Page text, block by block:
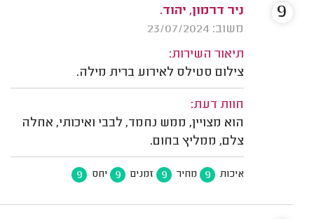
ניר דרמון, יהוד.
משוב: 23/07/2024
תיאור השירות:
צילום סטילס לאירוע ברית מילה.
חוות דעת:
הוא מצויין, ממש נחמד, לבבי ואיכותי, אחלה
צלם, ממליץ בחום.
איכות 9 מחיר 9 זמנים 9 יחס 9
9